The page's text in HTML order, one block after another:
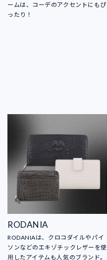
ームは、コーデのアクセントにもぴ
ったり！
RODANIA
RODANIAは、クロコダイルやパイ
ソンなどのエキゾチックレザーを使
用したアイテムも人気のブランド。